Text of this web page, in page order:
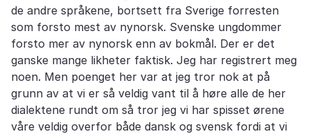
de andre språkene, bortsett fra Sverige forresten
som forsto mest av nynorsk. Svenske ungdommer
forsto mer av nynorsk enn av bokmål. Der er det
ganske mange likheter faktisk. Jeg har registrert meg
noen. Men poenget her var at jeg tror nok at på
grunn av at vi er så veldig vant til å høre alle de her
dialektene rundt om så tror jeg vi har spisset ørene
våre veldig overfor både dansk og svensk fordi at vi